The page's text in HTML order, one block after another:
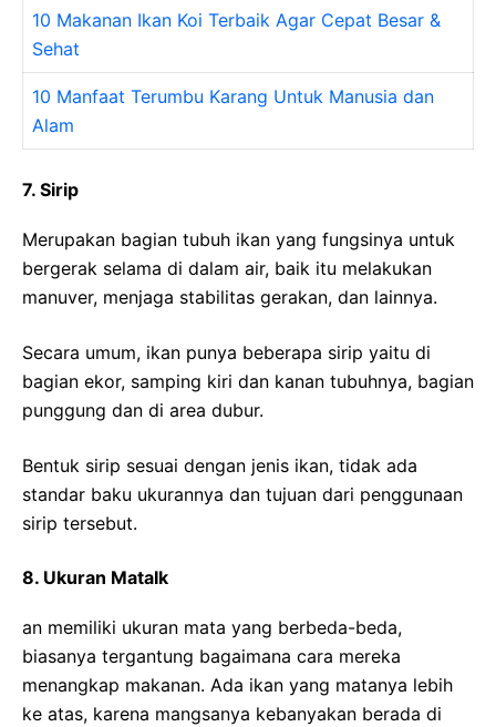
10 Makanan Ikan Koi Terbaik Agar Cepat Besar &
Sehat
10 Manfaat Terumbu Karang Untuk Manusia dan
Alam
7. Sirip
Merupakan bagian tubuh ikan yang fungsinya untuk
bergerak selama di dalam air, baik itu melakukan
manuver, menjaga stabilitas gerakan, dan lainnya.
Secara umum, ikan punya beberapa sirip yaitu di
bagian ekor, samping kiri dan kanan tubuhnya, bagian
punggung dan di area dubur.
Bentuk sirip sesuai dengan jenis ikan, tidak ada
standar baku ukurannya dan tujuan dari penggunaan
sirip tersebut.
8. Ukuran MataIk
an memiliki ukuran mata yang berbeda-beda,
biasanya tergantung bagaimana cara mereka
menangkap makanan. Ada ikan yang matanya lebih
ke atas, karena mangsanya kebanyakan berada di